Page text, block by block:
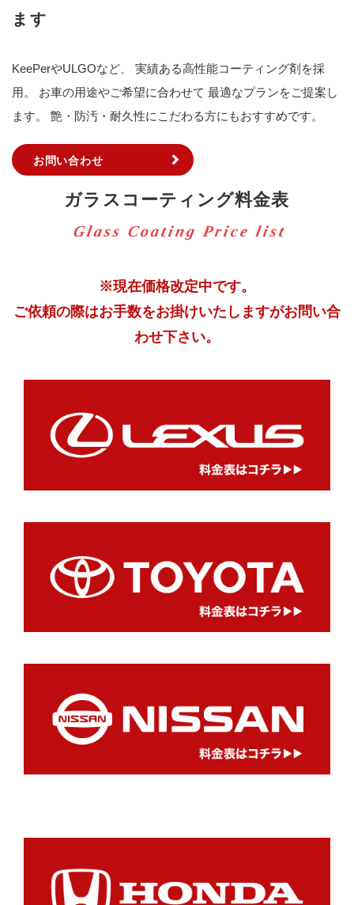
ます
KeePerやULGOなど、
実績ある高性能コーティング剤を採
用。
お車の用途やご希望に合わせて 最適なプランをご提案し
ます。
艶・防汚・耐久性にこだわる方にもおすすめです。
お問い合わせ
ガラスコーティング料金表
※現在価格改定中です。
ご依頼の際はお手数をお掛けいたしますがお問い合
わせ下さい。